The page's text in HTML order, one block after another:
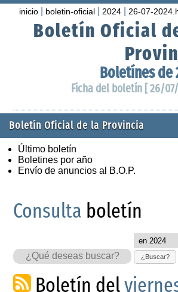
inicio boletin-oficial 2024 26-07-
Boletín Oficial
Boletínes de
Ficha del boletín [ 26/
Boletín Oficial de la Provincia
Último boletín
Boletines por año
Envío de anuncios al B.O.P.
Consulta boletín
¿Buscar?
Boletín del